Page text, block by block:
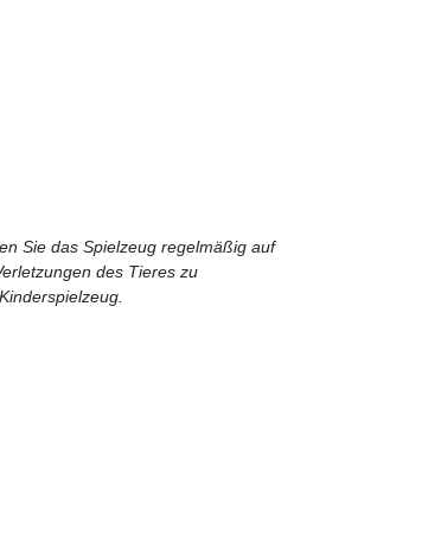
Sie das Spielzeug regelmäßig auf
des Tieres zu